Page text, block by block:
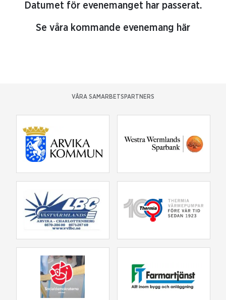
Datumet för evenemanget har passerat.
Se våra kommande evenemang här
VÅRA SAMARBETSPARTNERS